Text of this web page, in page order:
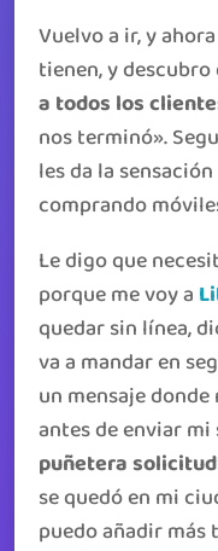
Vuelvo a ir, y
tienen, y descubro
a todos los
nos terminó».
les da la
comprando
Le digo que
porque me voy a
quedar sin línea,
va a mandar en
un mensaje
antes de enviar mi
puñetera
se quedó en mi
puedo añadir más